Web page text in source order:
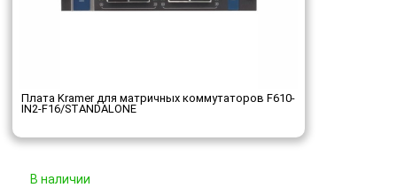
Плата Kramer для матричных коммутаторов F610-
IN2-F16/STANDALONE
В наличии